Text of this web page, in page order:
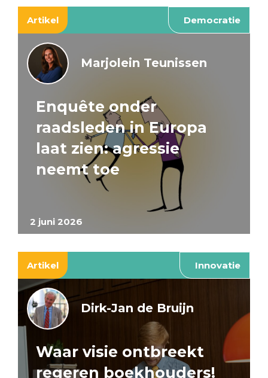
Artikel Democratie
2 juni 2026
Marjolein Teunissen
Enquête onder
raadsleden in Europa
laat zien: agressie
neemt toe
Artikel Innovatie
Dirk-Jan de Bruijn
Waar visie ontbreekt
regeren boekhouders!